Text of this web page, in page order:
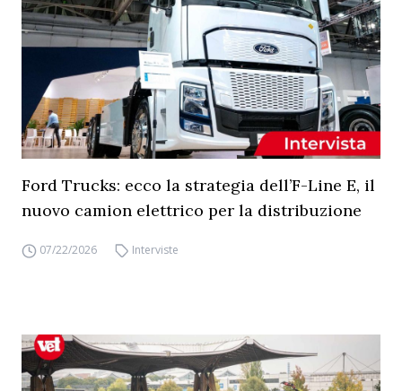
Ford Trucks: ecco la strategia dell’F-Line E, il
nuovo camion elettrico per la distribuzione
07/22/2026 Interviste